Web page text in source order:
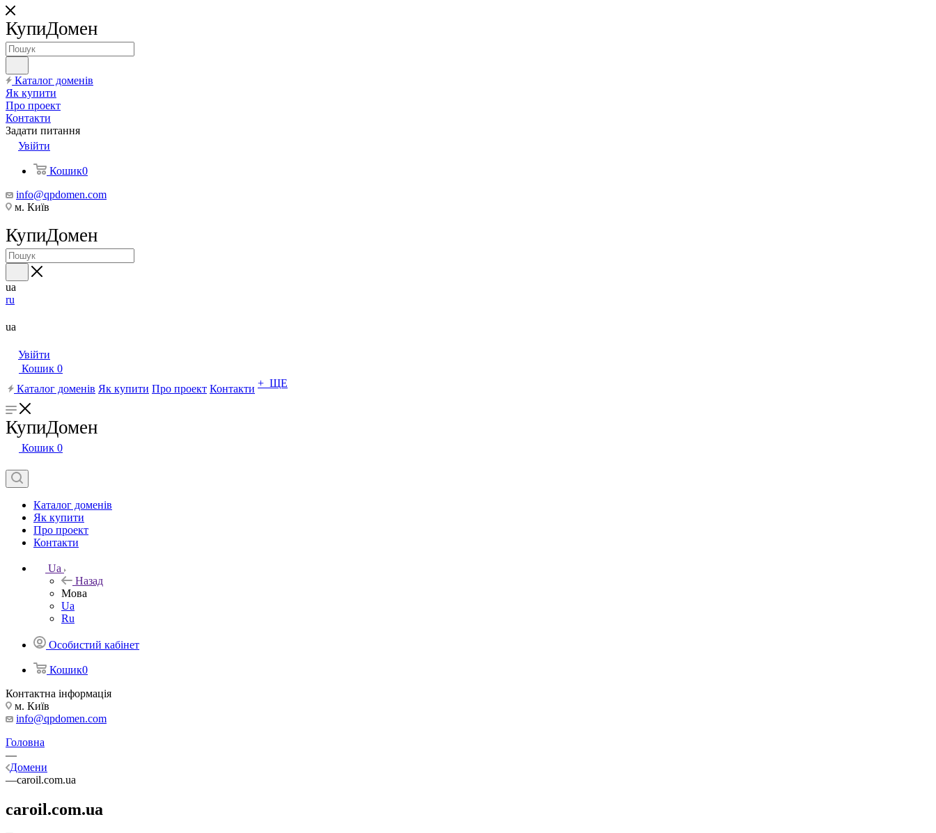
КупиДомен
Каталог доменів
Як купити
Про проект
Контакти
Задати питання
Увійти
Кошик0
info@qpdomen.com
м. Київ
КупиДомен
ua
ru
ua
Увійти
Кошик 0
Каталог доменів Як купити Про проект Контакти + ЩЕ
КупиДомен
Кошик 0
Каталог доменів
Як купити
Про проект
Контакти
Ua
Назад
Мова
Ua
Ru
Особистий кабінет
Кошик0
Контактна інформація
м. Київ
info@qpdomen.com
Головна
—
Домени
—caroil.com.ua
caroil.com.ua